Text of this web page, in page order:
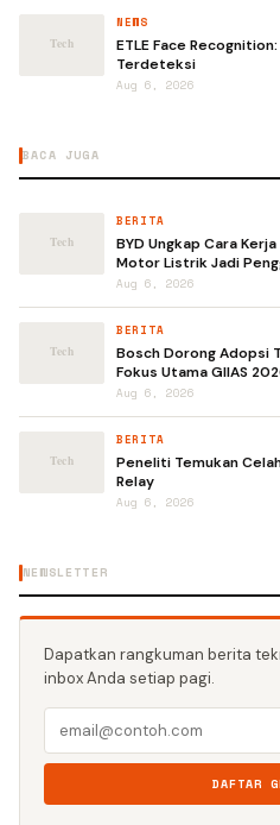
NEWS
ETLE Face
Terdeteksi
Aug 6, 2026
BACA JUGA
BERITA
BYD Ungkap Cara
Motor Listrik Jadi
Aug 6, 2026
BERITA
Bosch Dorong Adopsi
Fokus Utama GIIAS
Aug 6, 2026
BERITA
Peneliti Temukan
Relay
Aug 6, 2026
NEWSLETTER
Dapatkan rangkuman berita
inbox Anda setiap pagi.
DAFTAR